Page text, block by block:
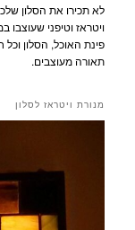
לא תכירו את הסלון
ויטראז וטיפני
פינת האוכל, הסלון וכל
תאורה מעוצבים.
מנורת ויטראז לסלון